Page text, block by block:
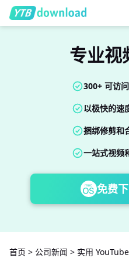
专业视
300+ 可访
以极快的速
捆绑修剪和
一站式视频
免费
首页 > 公司新闻 > 实用